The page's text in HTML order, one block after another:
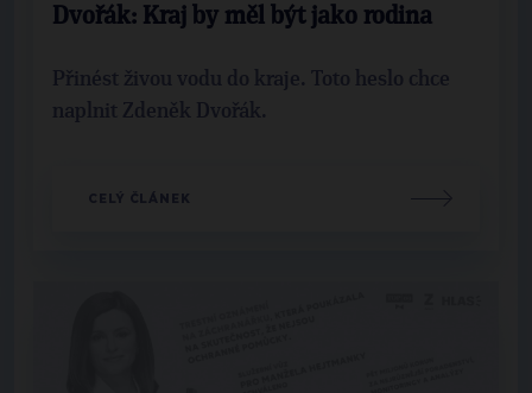
Dvořák: Kraj by měl být jako rodina
Přinést živou vodu do kraje. Toto heslo chce
naplnit Zdeněk Dvořák.
CELÝ ČLÁNEK